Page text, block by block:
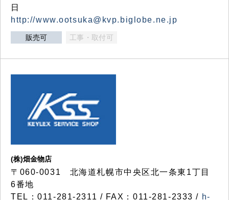
日
http://www.ootsuka@kvp.biglobe.ne.jp
販売可 工事・取付可
(株)畑金物店
〒060-0031 北海道札幌市中央区北一条東1丁目
6番地
TEL：011-281-2311 / FAX：011-281-2333 / h-